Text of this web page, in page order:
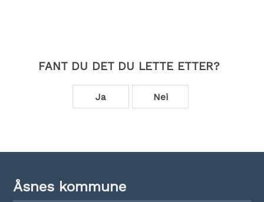
FANT DU DET DU LETTE ETTER?
Ja Nei
Åsnes kommune